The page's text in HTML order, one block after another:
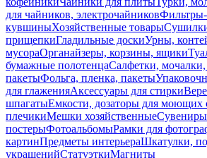
для чайников, электрочайниковФильтры-
кувшиныХозяйственные товары
прищепкиГладильные доскиУрны,
мусораОрганайзеры, корзины, ящики
бумажные полотенцаСалфетки,
пакетыФольга, пленка, пакеты
для глаженияАксессуары для стирки
шпагатыЕмкости, дозаторы для моющих
плечикиМешки хозяйственныеСувениры
постерыФотоальбомыРамки для
картинПредметы интерьераШкатулки,
украшенийСтатуэткиМагниты